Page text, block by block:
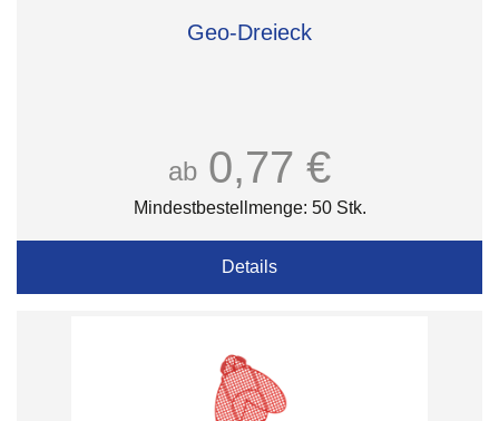
Geo-Dreieck
ab 0,77 €
Mindestbestellmenge: 50 Stk.
Details